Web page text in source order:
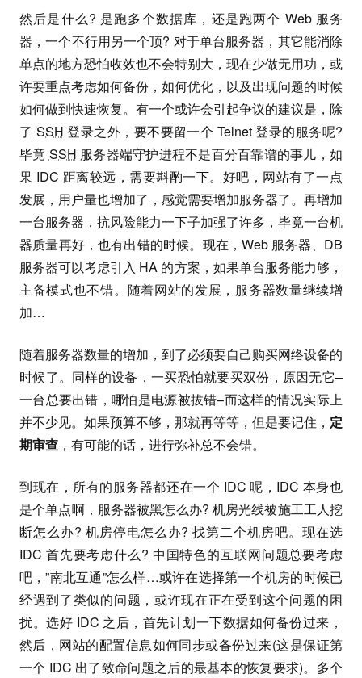
然后是什么? 是跑多个数据库，还是跑两个 Web 服务
器，一个不行用另一个顶? 对于单台服务器，其它能消除
单点的地方恐怕收效也不会特别大，现在少做无用功，或
许要重点考虑如何备份，如何优化，以及出现问题的时候
如何做到快速恢复。有一个或许会引起争议的建议是，除
了 SSH 登录之外，要不要留一个 Telnet 登录的服务呢?
毕竟 SSH 服务器端守护进程不是百分百靠谱的事儿，如
果 IDC 距离较远，需要斟酌一下。好吧，网站有了一点
发展，用户量也增加了，感觉需要增加服务器了。再增加
一台服务器，抗风险能力一下子加强了许多，毕竟一台机
器质量再好，也有出错的时候。现在，Web 服务器、DB
服务器可以考虑引入 HA 的方案，如果单台服务能力够，
主备模式也不错。随着网站的发展，服务器数量继续增
加…
随着服务器数量的增加，到了必须要自己购买网络设备的
时候了。同样的设备，一买恐怕就要买双份，原因无它–
一台总要出错，哪怕是电源被拔错–而这样的情况实际上
并不少见。如果预算不够，那就再等等，但是要记住， 定
期审查 ，有可能的话，进行弥补总不会错。
到现在，所有的服务器都还在一个 IDC 呢，IDC 本身也
是个单点啊，服务器被黑怎么办? 机房光线被施工工人挖
断怎么办? 机房停电怎么办? 找第二个机房吧。现在选
IDC 首先要考虑什么? 中国特色的互联网问题总要考虑
吧，”南北互通”怎么样…或许在选择第一个机房的时候已
经遇到了类似的问题，或许现在正在受到这个问题的困
扰。选好 IDC 之后，首先计划一下数据如何备份过来，
然后，网站的配置信息如何同步或备份过来(这是保证第
一个 IDC 出了致命问题之后的最基本的恢复要求)。多个